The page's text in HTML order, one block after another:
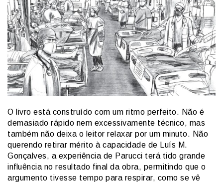
O livro está construído com um ritmo perfeito. Não é
demasiado rápido nem excessivamente técnico, mas
também não deixa o leitor relaxar por um minuto. Não
querendo retirar mérito à capacidade de Luís M.
Gonçalves, a experiência de Parucci terá tido grande
influência no resultado final da obra, permitindo que o
argumento tivesse tempo para respirar, como se vê